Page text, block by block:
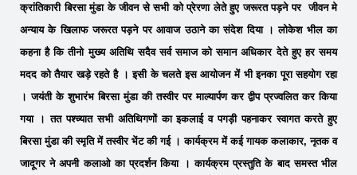
क्रांतिकारी बिरसा मुंडा के जीवन से सभी को प्रेरणा लेते हुए जरूरत पड़ने पर जीवन मे
अन्याय के खिलाफ जरूरत पड़ने पर आवाज उठाने का संदेश दिया । लोकेश भील का
कहना है कि तीनो मुख्य अतिथि सदैव सर्व समाज को समान अधिकार देते हुए हर समय
मदद को तैयार खड़े रहते है । इसी के चलते इस आयोजन में भी इनका पूरा सहयोग रहा
। जयंती के शुभारंभ बिरसा मुंडा की तस्वीर पर माल्यार्पण कर द्वीप प्रज्वलित कर किया
गया । तत पश्च्यात सभी अतिथिगणों का इकलाई व पगड़ी पहनाकर स्वागत करते हुए
बिरसा मुंडा की स्मृति में तस्वीर भेंट की गई । कार्यक्रम में कई गायक कलाकार, नृतक व
जादूगर ने अपनी कलाओ का प्रदर्शन किया । कार्यक्रम प्रस्तुति के बाद समस्त भील